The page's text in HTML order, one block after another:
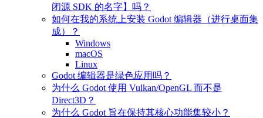
闭源 SDK 的名字】吗？
如何在我的系统上安装 Godot 编辑器（进行桌面集
成）？
Windows
macOS
Linux
Godot 编辑器是绿色应用吗？
为什么 Godot 使用 Vulkan/OpenGL 而不是
Direct3D？
为什么 Godot 旨在保持其核心功能集较小？